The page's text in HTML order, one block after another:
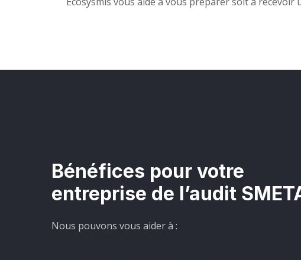
Bénéfices pour votre
entreprise de l’audit
Nous pouvons vous aider à :